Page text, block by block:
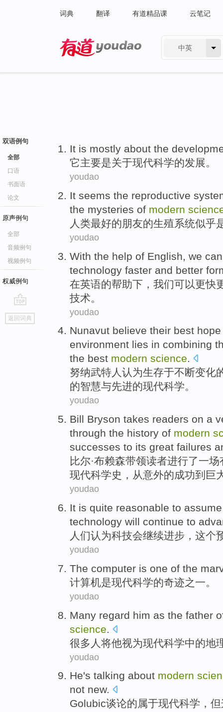
词典 翻译 有道精品课 云笔记
中英
双语例句
全部
口语
书面语
论文
原声例句
全部
音频例句
视频例句
权威例句
go
top
返回词典
It is mostly about the
它主要是关于现代科学的发展。
youdao
It seems the reproductive
the mysteries of modern
人类最好的朋友的生殖系统似乎
youdao
With the help of English we can
technology faster and better
在英语的帮助下 ， 我们可以更快
技术。
youdao
Nunavut believe their best hope
environment lies in combining
the best modern science.
努纳武特人 认为生存于不断变化
的智慧与先进的现代科学。
youdao
Bill Bryson takes readers on a
through the history of modern
successes to its great failures
比尔·布赖森带领读者进行了一场
现代科学史 ， 从意外的成功到 巨
youdao
It is quite reasonable to
technology will continue to
人们认为科技会继续进步 ，这个
youdao
The computer is one of the
计算机是现代科学的奇迹之一。
youdao
Many regard him as the father
science
很多人 将他视为现代科学中的地
youdao
He's talking about modern
not new.
Golubic谈论的属于现代科学 ， 但